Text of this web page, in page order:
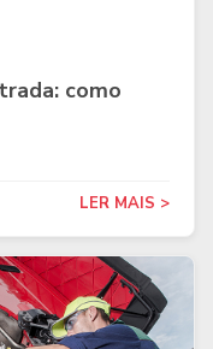
como
LER MAIS >